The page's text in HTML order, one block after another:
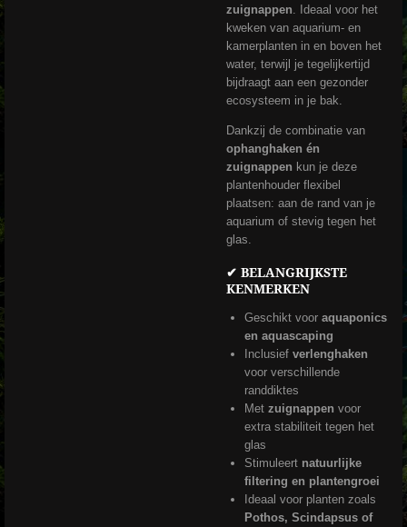
zuignappen. Ideaal voor het
kweken van aquarium- en
kamerplanten in en boven het
water, terwijl je tegelijkertijd
bijdraagt aan een gezonder
ecosysteem in je bak.
Dankzij de combinatie van
ophanghaken én
zuignappen kun je deze
plantenhouder flexibel
plaatsen: aan de rand van je
aquarium of stevig tegen het
glas.
✔ BELANGRIJKSTE
KENMERKEN
Geschikt voor aquaponics
en aquascaping
Inclusief verlenghaken
voor verschillende
randdiktes
Met zuignappen voor
extra stabiliteit tegen het
glas
Stimuleert natuurlijke
filtering en plantengroei
Ideaal voor planten zoals
Pothos, Scindapsus of